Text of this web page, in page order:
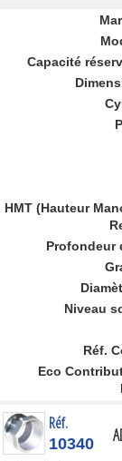
Capacité
HMT (Hauteur
Profondeur
Niveau
Réf.
Eco
Réf.
10340